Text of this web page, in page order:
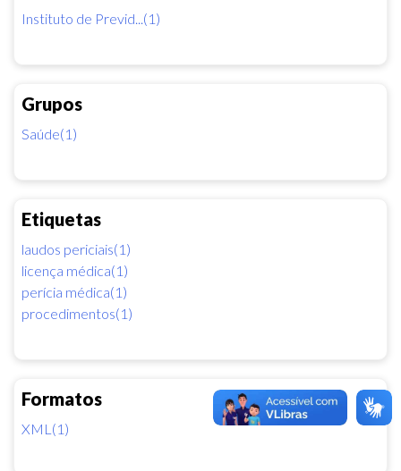
Instituto de Previd...(1)
Grupos
Saúde(1)
Etiquetas
laudos periciais(1)
licença médica(1)
perícia médica(1)
procedimentos(1)
Formatos
XML(1)